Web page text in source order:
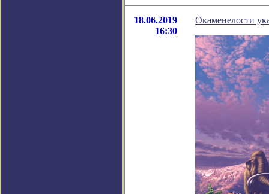
18.06.2019
16:30
Окаменелости